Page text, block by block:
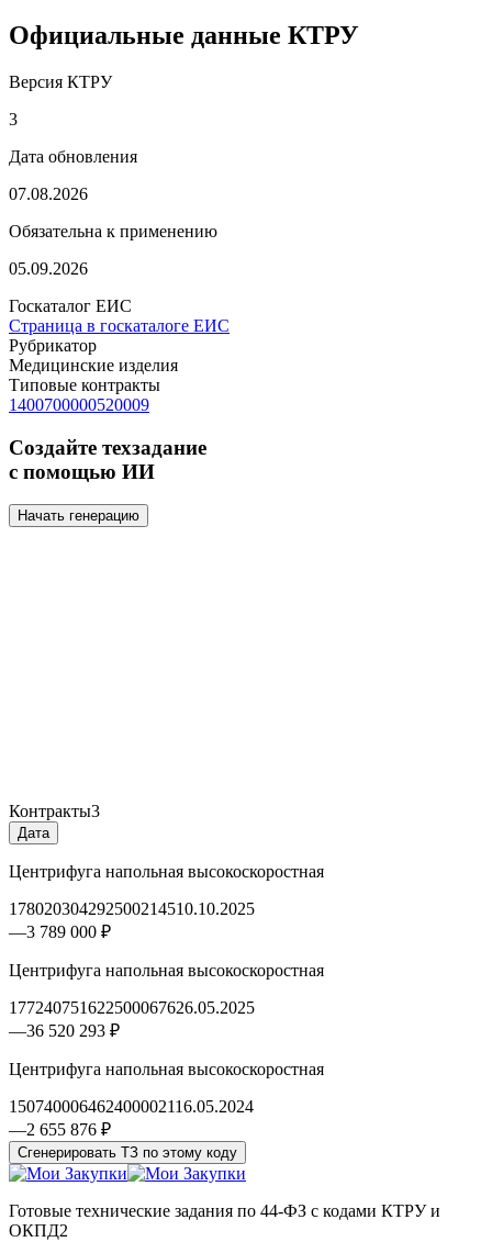
Официальные данные КТРУ
Версия КТРУ
3
Дата обновления
07.08.2026
Обязательна к применению
05.09.2026
Госкаталог ЕИС
Страница в госкаталоге ЕИС
Рубрикатор
Медицинские изделия
Типовые контракты
1400700000520009
Создайте техзадание
с помощью ИИ
Начать генерацию
Контракты3
Дата
Центрифуга напольная высокоскоростная
178020304292500214510.10.2025
—3 789 000 ₽
Центрифуга напольная высокоскоростная
177240751622500067626.05.2025
—36 520 293 ₽
Центрифуга напольная высокоскоростная
150740006462400002116.05.2024
—2 655 876 ₽
Сгенерировать ТЗ по этому коду
Готовые технические задания по 44-ФЗ с кодами КТРУ и
ОКПД2